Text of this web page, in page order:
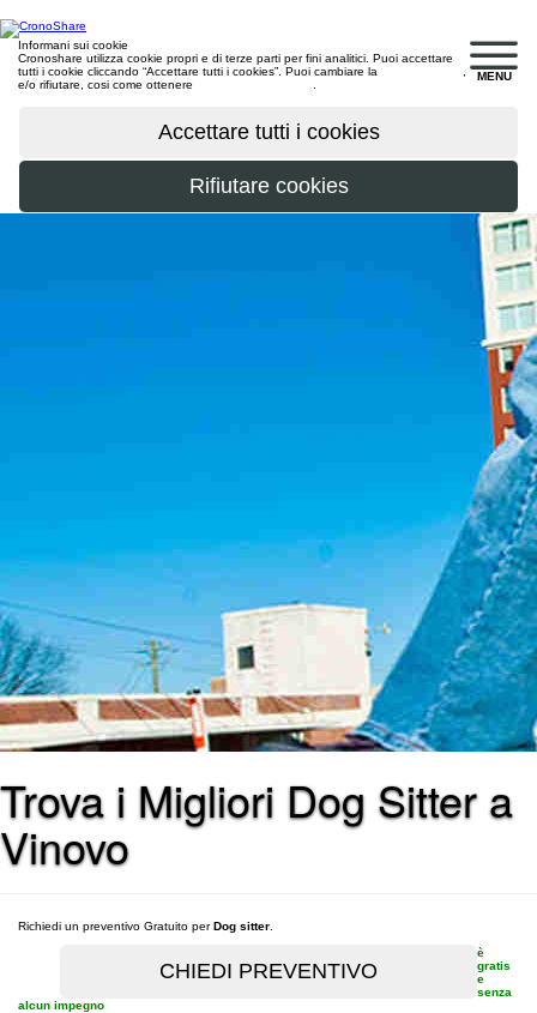
MENU
Informani sui cookie
Cronoshare utilizza cookie propri e di terze parti per fini analitici. Puoi accettare
tutti i cookie cliccando “Accettare tutti i cookies”. Puoi cambiare la
e/o rifiutare, cosi come ottenere
Trova i Migliori Dog Sitter a
Vinovo
Richiedi un preventivo Gratuito perDog sitter
è
gratis
e
senza
alcun impegno